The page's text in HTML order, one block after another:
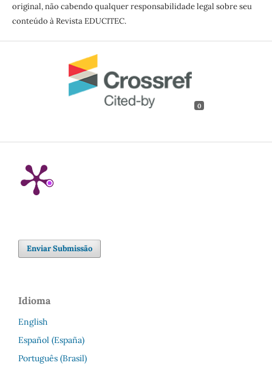
original, não cabendo qualquer responsabilidade legal sobre seu
conteúdo à Revista EDUCITEC.
0
Enviar Submissão
Idioma
English
Español (España)
Português (Brasil)